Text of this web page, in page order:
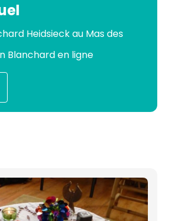
Heidsieck au Mas des
Blanchard en ligne